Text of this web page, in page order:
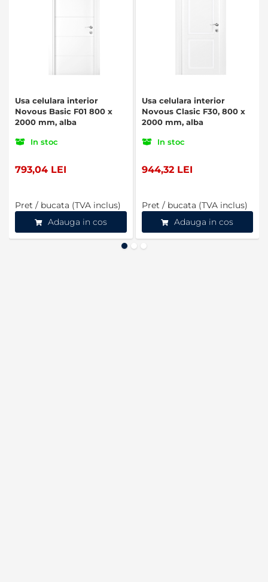
Usa celulara interior
Novous Basic F01 800 x
2000 mm, alba
In stoc
793,04 LEI
Pret / bucata (TVA inclus)
Adauga in cos
Usa celulara interior
Novous Clasic F30, 800 x
2000 mm, alba
In stoc
944,32 LEI
Pret / bucata (TVA inclus)
Adauga in cos